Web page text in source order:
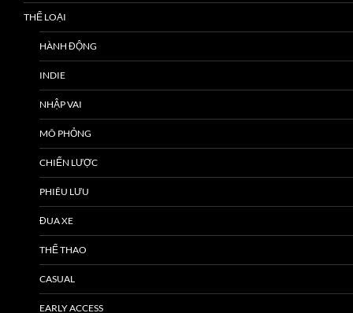
THỂ LOẠI
HÀNH ĐỘNG
INDIE
NHẬP VAI
MÔ PHỎNG
CHIẾN LƯỢC
PHIÊU LƯU
ĐUA XE
THỂ THAO
CASUAL
EARLY ACCESS